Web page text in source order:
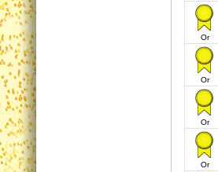
Or
Or
Or
Or